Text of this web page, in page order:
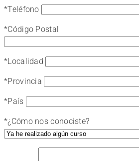
*Teléfono
*Código Postal
*Localidad
*Provincia
*País
*¿Cómo nos conociste?